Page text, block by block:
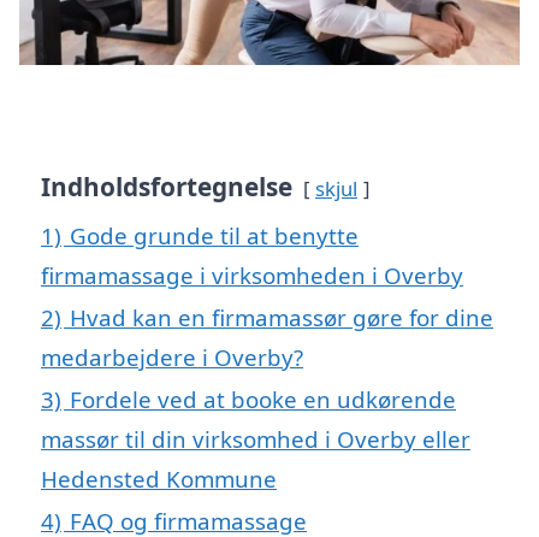
Indholdsfortegnelse skjul
1) Gode grunde til at benytte
firmamassage i virksomheden i Overby
2) Hvad kan en firmamassør gøre for dine
medarbejdere i Overby?
3) Fordele ved at booke en udkørende
massør til din virksomhed i Overby eller
Hedensted Kommune
4) FAQ og firmamassage